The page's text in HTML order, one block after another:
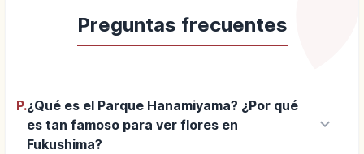
Preguntas frecuentes
P.¿Qué es el Parque Hanamiyama? ¿Por qué
es tan famoso para ver flores en
Fukushima?
keyboard_arrow_down